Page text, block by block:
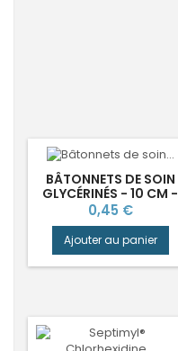
BÂTONNETS DE SOIN
GLYCÉRINÉS - 10 CM -
SACHET DE 3
Prix
0,45 €
Ajouter au panier